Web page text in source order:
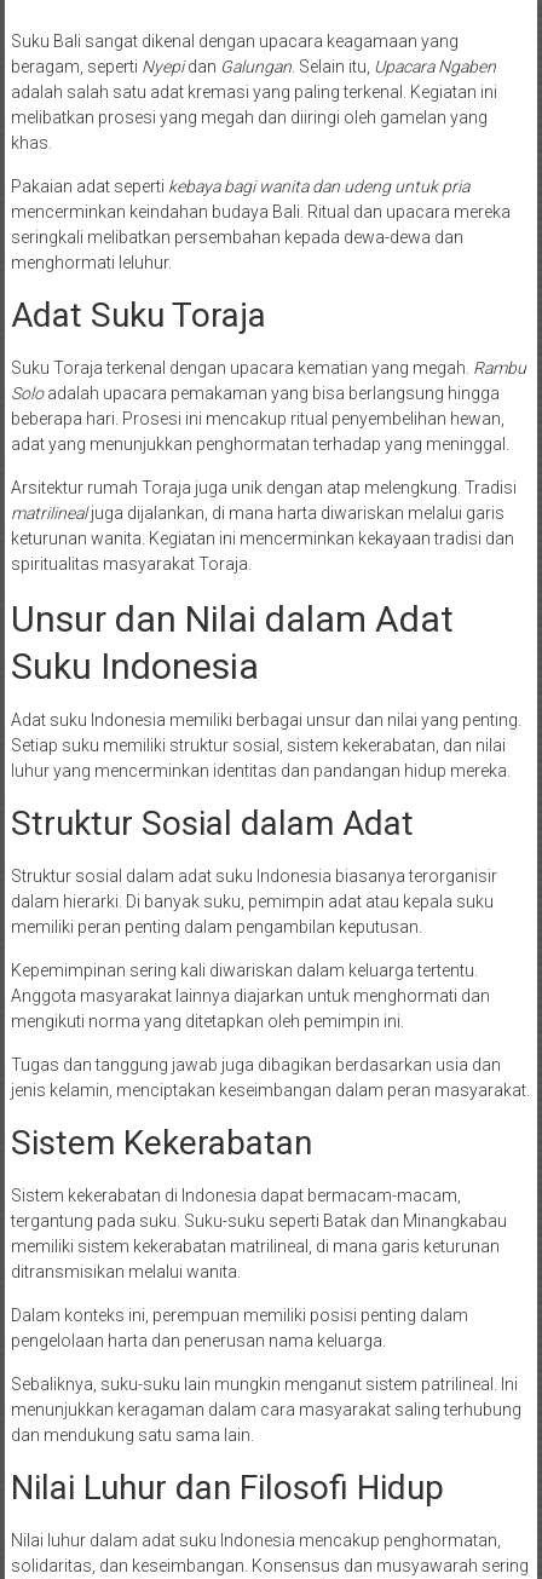
Suku Bali sangat dikenal dengan upacara keagamaan yang
beragam, seperti Nyepidan Galungan. Selain itu, Upacara Ngaben
adalah salah satu adat kremasi yang paling terkenal. Kegiatan ini
melibatkan prosesi yang megah dan diiringi oleh gamelan yang
khas.
Pakaian adat seperti kebaya bagi wanita dan udeng untuk pria
mencerminkan keindahan budaya Bali. Ritual dan upacara mereka
seringkali melibatkan persembahan kepada dewa-dewa dan
menghormati leluhur.
Adat Suku Toraja
Suku Toraja terkenal dengan upacara kematian yang megah. Rambu
Soloadalah upacara pemakaman yang bisa berlangsung hingga
beberapa hari. Prosesi ini mencakup ritual penyembelihan hewan,
adat yang menunjukkan penghormatan terhadap yang meninggal.
Arsitektur rumah Toraja juga unik dengan atap melengkung. Tradisi
matrilinealjuga dijalankan, di mana harta diwariskan melalui garis
keturunan wanita. Kegiatan ini mencerminkan kekayaan tradisi dan
spiritualitas masyarakat Toraja.
Unsur dan Nilai dalam Adat
Suku Indonesia
Adat suku Indonesia memiliki berbagai unsur dan nilai yang penting.
Setiap suku memiliki struktur sosial, sistem kekerabatan, dan nilai
luhur yang mencerminkan identitas dan pandangan hidup mereka.
Struktur Sosial dalam Adat
Struktur sosial dalam adat suku Indonesia biasanya terorganisir
dalam hierarki. Di banyak suku, pemimpin adat atau kepala suku
memiliki peran penting dalam pengambilan keputusan.
Kepemimpinan sering kali diwariskan dalam keluarga tertentu.
Anggota masyarakat lainnya diajarkan untuk menghormati dan
mengikuti norma yang ditetapkan oleh pemimpin ini.
Tugas dan tanggung jawab juga dibagikan berdasarkan usia dan
jenis kelamin, menciptakan keseimbangan dalam peran masyarakat.
Sistem Kekerabatan
Sistem kekerabatan di Indonesia dapat bermacam-macam,
tergantung pada suku. Suku-suku seperti Batak dan Minangkabau
memiliki sistem kekerabatan matrilineal, di mana garis keturunan
ditransmisikan melalui wanita.
Dalam konteks ini, perempuan memiliki posisi penting dalam
pengelolaan harta dan penerusan nama keluarga.
Sebaliknya, suku-suku lain mungkin menganut sistem patrilineal. Ini
menunjukkan keragaman dalam cara masyarakat saling terhubung
dan mendukung satu sama lain.
Nilai Luhur dan Filosofi Hidup
Nilai luhur dalam adat suku Indonesia mencakup penghormatan,
solidaritas, dan keseimbangan. Konsensus dan musyawarah sering